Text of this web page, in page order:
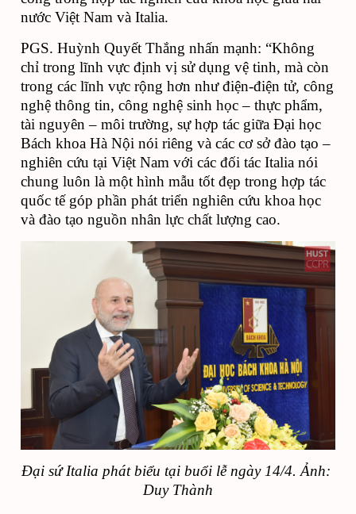
nước Việt Nam và Italia.
PGS. Huỳnh Quyết Thắng nhấn mạnh: “Không
chỉ trong lĩnh vực định vị sử dụng vệ tinh, mà còn
trong các lĩnh vực rộng hơn như điện-điện tử, công
nghệ thông tin, công nghệ sinh học – thực phẩm,
tài nguyên – môi trường, sự hợp tác giữa Đại học
Bách khoa Hà Nội nói riêng và các cơ sở đào tạo –
nghiên cứu tại Việt Nam với các đối tác Italia nói
chung luôn là một hình mẫu tốt đẹp trong hợp tác
quốc tế góp phần phát triển nghiên cứu khoa học
và đào tạo nguồn nhân lực chất lượng cao.
Đại sứ Italia phát biểu tại buổi lễ ngày 14/4. Ảnh:
Duy Thành